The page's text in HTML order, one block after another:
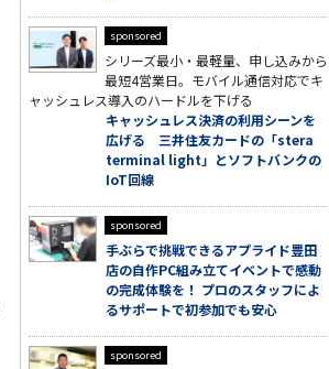
sponsored
シリーズ最小・最軽量、申し込みから
最短4営業日。モバイル通信対応でキ
ャッシュレス導入のハードルを下げる
キャッシュレス決済の利用シーンを
広げる 三井住友カードの「stera
terminal light」とソフトバンクの
IoT回線
sponsored
手ぶらで挑戦できるアプライド豊田
店の自作PC組み立てイベントで感動
の完成体験を！ プロのスタッフによ
るサポートで初参加でも安心
sponsored